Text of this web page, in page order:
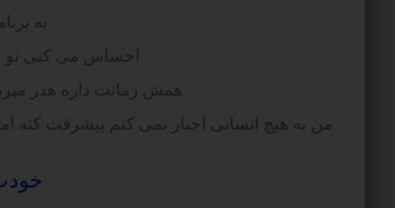
به
احساس می کنی تو
همش زمانت داره هدر
من به هیچ انسانی اجبار نمی کنم پیشرفت کنه